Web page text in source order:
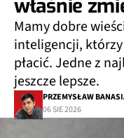
Mamy dobre
inteligencji,
płacić. Jedne z
jeszcze lepsze.
PRZEMYSŁAW
06 SIE 2026